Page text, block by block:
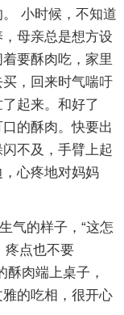
小时候，不知道
母亲总是想方设
要酥肉吃，家里
，回来时气喘吁
起来。和好了
的酥肉。快要出
不及，手臂上起
心疼地对妈妈
气的样子，“这怎
疼点也不要
酥肉端上桌子，
的吃相，很开心